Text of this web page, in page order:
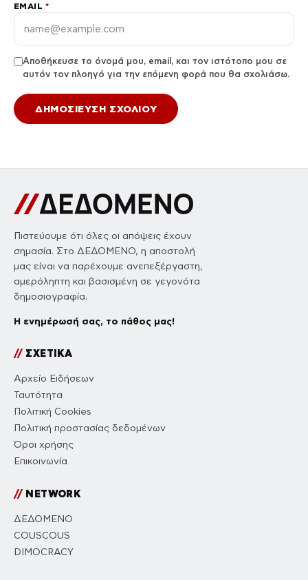
EMAIL *
Αποθήκευσε το όνομά μου, email, και τον ιστότοπο μου σε
αυτόν τον πλοηγό για την επόμενη φορά που θα σχολιάσω.
Πιστεύουμε ότι όλες οι απόψεις έχουν
σημασία. Στο ΔΕΔΟΜΕΝΟ, η αποστολή
μας είναι να παρέχουμε ανεπεξέργαστη,
αμερόληπτη και βασισμένη σε γεγονότα
δημοσιογραφία.
Η ενημέρωσή σας, το πάθος μας!
//ΣΧΕΤΙΚΑ
Αρχείο Ειδήσεων
Ταυτότητα
Πολιτική Cookies
Πολιτική προστασίας δεδομένων
Όροι χρήσης
Επικοινωνία
//NETWORK
ΔΕΔΟΜΕΝΟ
COUSCOUS
DIMOCRACY